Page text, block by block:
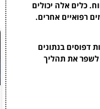
כלים אלה יכולים
רפואיים אחרים.
דפוסים בנתונים
לשפר את תהליך